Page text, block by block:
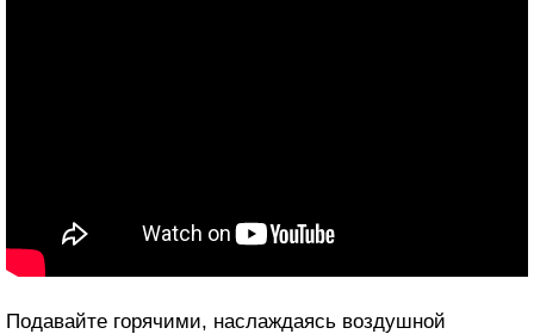
Подавайте горячими, наслаждаясь воздушной